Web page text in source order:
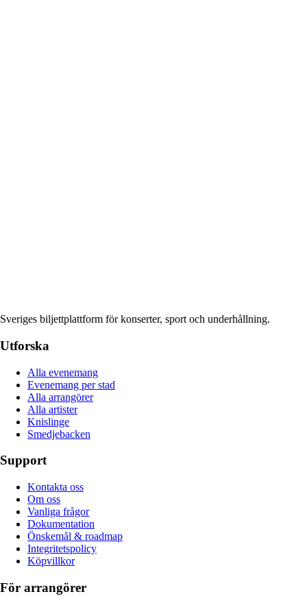
Sveriges biljettplattform för konserter, sport och underhållning.
Utforska
Alla evenemang
Evenemang per stad
Alla arrangörer
Alla artister
Knislinge
Smedjebacken
Support
Kontakta oss
Om oss
Vanliga frågor
Dokumentation
Önskemål & roadmap
Integritetspolicy
Köpvillkor
För arrangörer